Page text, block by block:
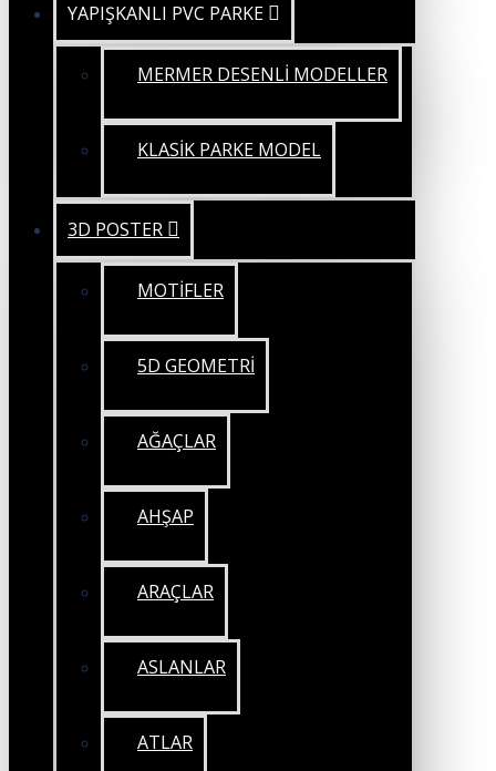
YAPIŞKANLI PVC PARKE
MERMER DESENLİ MODELLER
KLASİK PARKE MODEL
3D POSTER
MOTİFLER
5D GEOMETRİ
AĞAÇLAR
AHŞAP
ARAÇLAR
ASLANLAR
ATLAR